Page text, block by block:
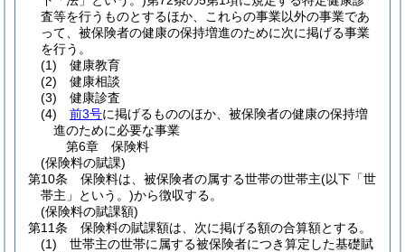
査等を行うものとするほか、これらの事業以外の事業であ
って、被保険者の健康の保持増進のために次に掲げる事業
を行う。
(1)
健康教育
(2)
健康相談
(3)
健康診査
(4)
前3号に掲げるもののほか、被保険者の健康の保持増
進のために必要な事業
第6章
保険料
(保険料の賦課)
第10条
保険料は、被保険者の属する世帯の世帯主(以下「世
帯主」という。)から徴収する。
(保険料の賦課額)
第11条
保険料の賦課額は、次に掲げる額の合算額とする。
(1)
世帯主の世帯に属する被保険者につき算定した基礎賦